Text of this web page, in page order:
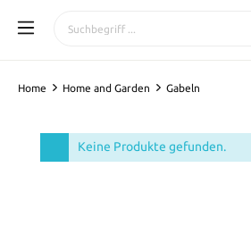
Home Home and Garden Gabeln
Keine Produkte gefunden.